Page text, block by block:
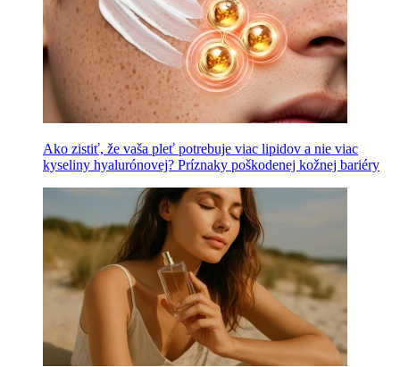
Ako zistiť, že vaša pleť potrebuje viac lipidov a nie viac
kyseliny hyalurónovej? Príznaky poškodenej kožnej bariéry